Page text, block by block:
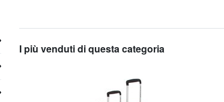
I più venduti di questa categoria